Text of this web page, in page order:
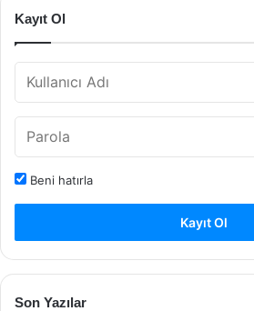
Kayıt Ol
Beni hatırla
Kayıt Ol
Son Yazılar